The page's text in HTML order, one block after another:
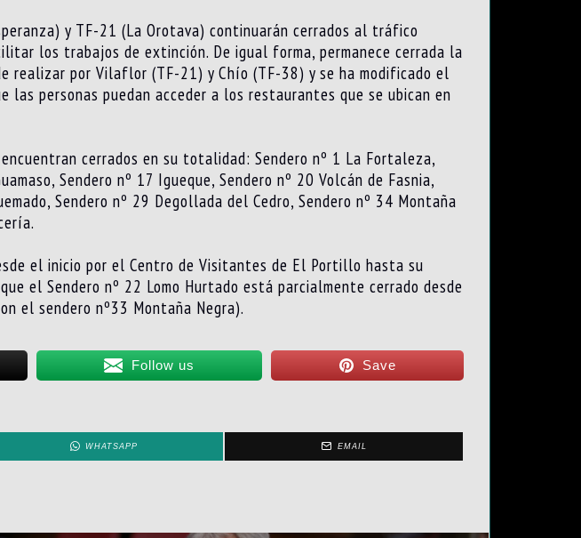
y TF-21 (La Orotava) continuarán cerrados al tráfico
los trabajos de extinción. De igual forma, permanece cerrada la
realizar por Vilaflor (TF-21) y Chío (TF-38) y se ha modificado el
personas puedan acceder a los restaurantes que se ubican en
cerrados en su totalidad: Sendero nº 1 La Fortaleza,
Sendero nº 17 Igueque, Sendero nº 20 Volcán de Fasnia,
Sendero nº 29 Degollada del Cedro, Sendero nº 34 Montaña
el inicio por el Centro de Visitantes de El Portillo hasta su
el Sendero nº 22 Lomo Hurtado está parcialmente cerrado desde
el sendero nº33 Montaña Negra).
Follow us Save
WHATSAPP EMAIL